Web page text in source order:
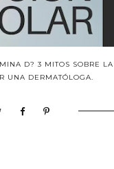
D? 3 MITOS SOBRE LA
UNA DERMATÓLOGA.